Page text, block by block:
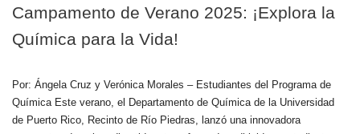
Campamento de Verano 2025: ¡Explora la
Química para la Vida!
Por: Ángela Cruz y Verónica Morales – Estudiantes del Programa de
Química Este verano, el Departamento de Química de la Universidad
de Puerto Rico, Recinto de Río Piedras, lanzó una innovadora